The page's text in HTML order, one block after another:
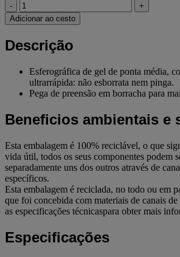
-
+
Adicionar ao cesto
Descrição
Esferográfica de gel de ponta média,
ultrarrápida: não esborrata nem pinga.
Pega de preensão em borracha para
Beneficios ambientais e
Esta embalagem é 100% reciclável, o que
vida útil, todos os seus componentes podem
separadamente uns dos outros através de
específicos.
Esta embalagem é reciclada, no todo ou em
que foi concebida com materiais de canais
as especificações técnicaspara obter mais
Especificações